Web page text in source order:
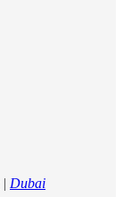
Dubai